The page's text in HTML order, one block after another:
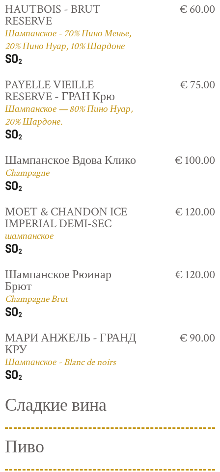
HAUTBOIS - BRUT
RESERVE
Шампанское - 70% Пино Менье,
20% Пино Нуар, 10% Шардоне
€ 60.00
PAYELLE VIEILLE
RESERVE - ГРАН Крю
Шампанское — 80% Пино Нуар,
20% Шардоне.
€ 75.00
Шампанское Вдова Клико
Champagne
€ 100.00
MOET & CHANDON ICE
IMPERIAL DEMI-SEC
шампанское
€ 120.00
Шампанское Рюинар
Брют
Champagne Brut
€ 120.00
МАРИ АНЖЕЛЬ - ГРАНД
КРУ
Шампанское - Blanc de noirs
€ 90.00
Сладкие вина
Пиво